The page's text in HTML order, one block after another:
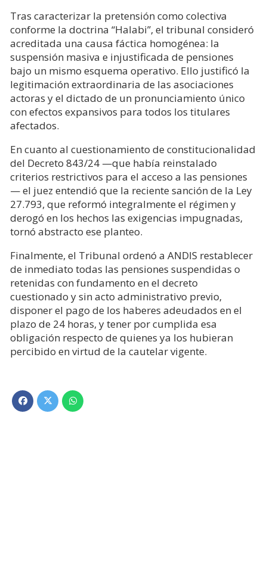
Tras caracterizar la pretensión como colectiva
conforme la doctrina “Halabi”, el tribunal consideró
acreditada una causa fáctica homogénea: la
suspensión masiva e injustificada de pensiones
bajo un mismo esquema operativo. Ello justificó la
legitimación extraordinaria de las asociaciones
actoras y el dictado de un pronunciamiento único
con efectos expansivos para todos los titulares
afectados.
En cuanto al cuestionamiento de constitucionalidad
del Decreto 843/24 —que había reinstalado
criterios restrictivos para el acceso a las pensiones
— el juez entendió que la reciente sanción de la Ley
27.793, que reformó integralmente el régimen y
derogó en los hechos las exigencias impugnadas,
tornó abstracto ese planteo.
Finalmente, el Tribunal ordenó a ANDIS restablecer
de inmediato todas las pensiones suspendidas o
retenidas con fundamento en el decreto
cuestionado y sin acto administrativo previo,
disponer el pago de los haberes adeudados en el
plazo de 24 horas, y tener por cumplida esa
obligación respecto de quienes ya los hubieran
percibido en virtud de la cautelar vigente.